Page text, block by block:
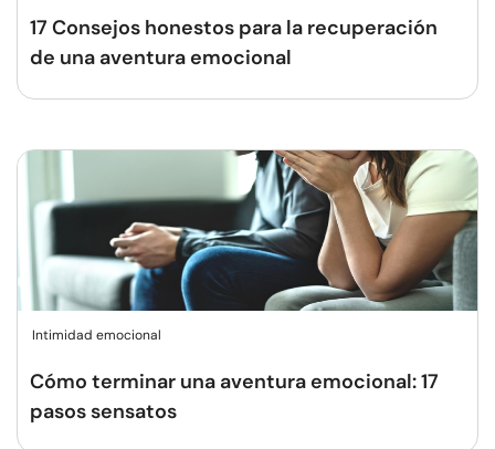
17 Consejos honestos para la recuperación
de una aventura emocional
Intimidad emocional
Cómo terminar una aventura emocional: 17
pasos sensatos